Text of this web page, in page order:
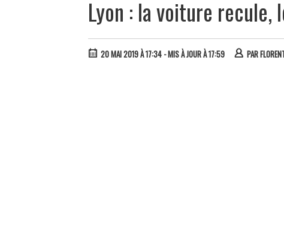
Lyon : la voiture
20 MAI 2019 À 17:34 - MIS À JOUR À 17:59 PAR